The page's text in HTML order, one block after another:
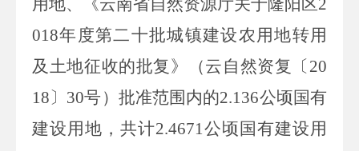
用地、 《云南省自然资源厅关于隆阳区2
018年度第二十批城镇建设农用地转用
及土地征收的批复》（云 自然资复〔 20
18〕 30号）批准范围内的2.136公顷国有
建设用地 ，共计2.4671公顷国有建设用